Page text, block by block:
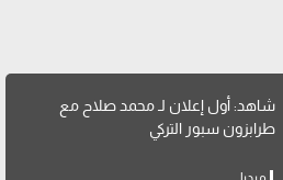
شاهد: أول إعلان لـ محمد صلاح مع
طرابزون سبور التركي